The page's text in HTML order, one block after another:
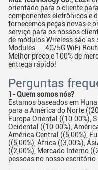
orientado para o cliente
componentes eletrônicos e
fornecemos peças novas e
serviço para os nossos
de módulos Wireless são as
Modules.....4G/5G WiFi
Melhor preço,e 100% de
entrega rápido!
Perguntas
1- Quem somos nós?
Estamos baseados em
para a América do Norte
Europa Oriental ((10.00%),
Ocidental ((10.00%),
América Central ((5,00%),
((5,00%), África ((3,00%),
((2,00%), Mercado Interno
pessoas no nosso escritório..